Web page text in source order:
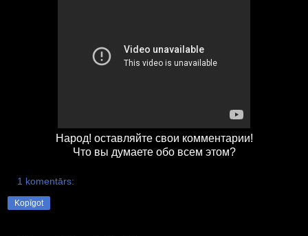
Народ! оставляйте свои комментарии!
Что вы думаете обо всем этом?
1 komentārs:
Kopīgot